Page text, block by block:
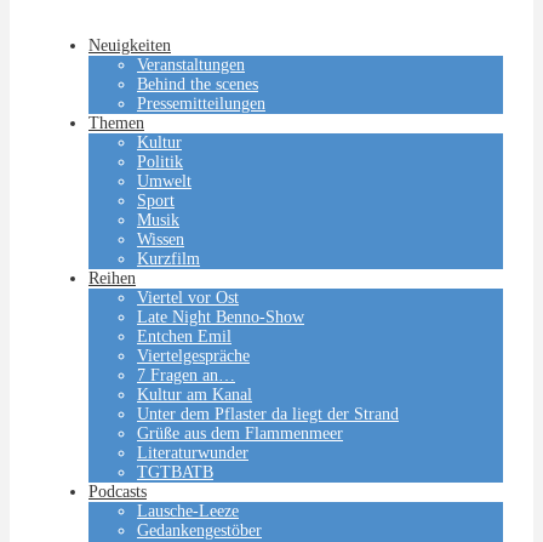
Neuigkeiten
Veranstaltungen
Behind the scenes
Pressemitteilungen
Themen
Kultur
Politik
Umwelt
Sport
Musik
Wissen
Kurzfilm
Reihen
Viertel vor Ost
Late Night Benno-Show
Entchen Emil
Viertelgespräche
7 Fragen an…
Kultur am Kanal
Unter dem Pflaster da liegt der Strand
Grüße aus dem Flammenmeer
Literaturwunder
TGTBATB
Podcasts
Lausche-Leeze
Gedankengestöber